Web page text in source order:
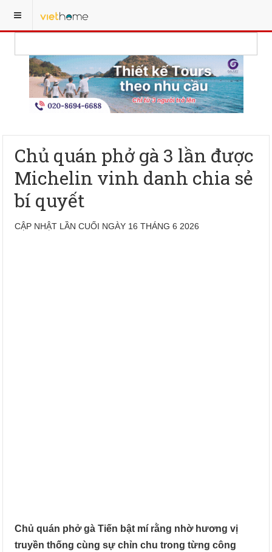
Chủ quán phở gà 3 lần được
Michelin vinh danh chia sẻ
bí quyết
CẬP NHẬT LẦN CUỐI NGÀY 16 THÁNG 6 2026
Chủ quán phở gà Tiến bật mí rằng nhờ hương vị
truyền thống cùng sự chỉn chu trong từng công